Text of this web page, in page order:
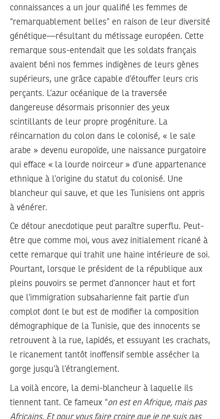
connaissances a un jour qualifié les femmes de
“remarquablement belles” en raison de leur diversité
génétique—résultant du métissage européen. Cette
remarque sous-entendait que les soldats français
avaient béni nos femmes indigènes de leurs gènes
supérieurs, une grâce capable d’étouffer leurs cris
perçants. L’azur océanique de la traversée
dangereuse désormais prisonnier des yeux
scintillants de leur propre progéniture. La
réincarnation du colon dans le colonisé, « le sale
arabe » devenu europoïde, une naissance purgatoire
qui efface « la lourde noirceur » d’une appartenance
ethnique à l’origine du statut du colonisé. Une
blancheur qui sauve, et que les Tunisiens ont appris
à vénérer.
Ce détour anecdotique peut paraître superflu. Peut-
être que comme moi, vous avez initialement ricané à
cette remarque qui trahit une haine intérieure de soi.
Pourtant, lorsque le président de la république aux
pleins pouvoirs se permet d’annoncer haut et fort
que l’immigration subsaharienne fait partie d’un
complot dont le but est de modifier la composition
démographique de la Tunisie, que des innocents se
retrouvent à la rue, lapidés, et essuyant les crachats,
le ricanement tantôt inoffensif semble assécher la
gorge jusqu’à l’étranglement.
La voilà encore, la demi-blancheur à laquelle ils
tiennent tant. Ce fameux “on est en Afrique, mais pas
Africains. Et pour vous faire croire que je ne suis pas